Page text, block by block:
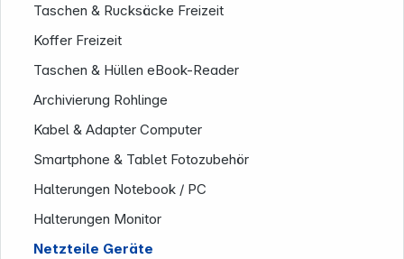
Taschen & Rucksäcke Freizeit
Koffer Freizeit
Taschen & Hüllen eBook-Reader
Archivierung Rohlinge
Kabel & Adapter Computer
Smartphone & Tablet Fotozubehör
Halterungen Notebook / PC
Halterungen Monitor
Netzteile Geräte